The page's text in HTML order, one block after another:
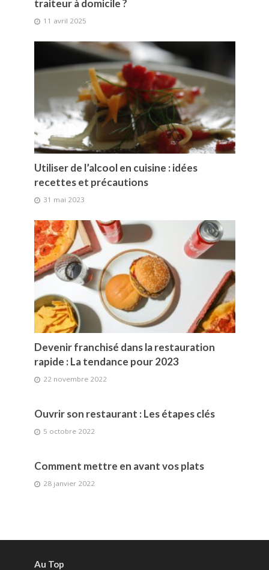
traiteur à domicile ?
11 avril 2025
Utiliser de l’alcool en cuisine : idées
recettes et précautions
31 mai 2023
Devenir franchisé dans la restauration
rapide : La tendance pour 2023
22 novembre 2022
Ouvrir son restaurant : Les étapes clés
5 octobre 2022
Comment mettre en avant vos plats
28 janvier 2022
Au Top